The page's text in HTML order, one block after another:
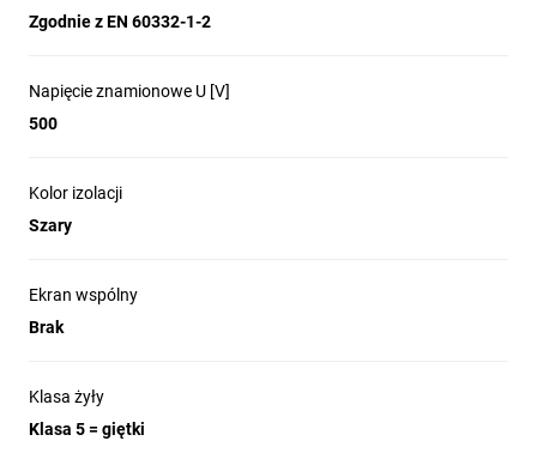
Zgodnie z EN 60332-1-2
Napięcie znamionowe U [V]
500
Kolor izolacji
Szary
Ekran wspólny
Brak
Klasa żyły
Klasa 5 = giętki